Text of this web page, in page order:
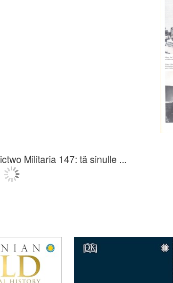
Militaria 147: tä sinulle ...